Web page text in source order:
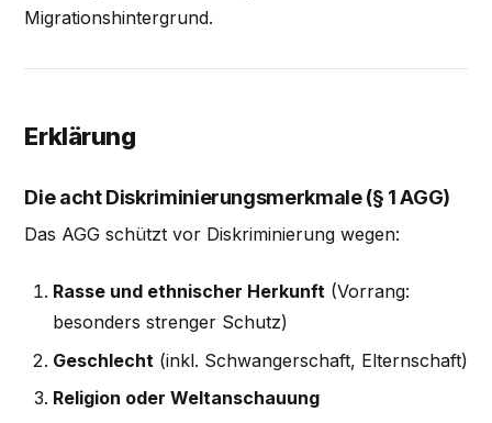
Migrationshintergrund.
Erklärung
Die acht Diskriminierungsmerkmale (§ 1 AGG)
Das AGG schützt vor Diskriminierung wegen:
Rasse und ethnischer Herkunft(Vorrang:
besonders strenger Schutz)
Geschlecht (inkl. Schwangerschaft, Elternschaft)
Religion oder Weltanschauung